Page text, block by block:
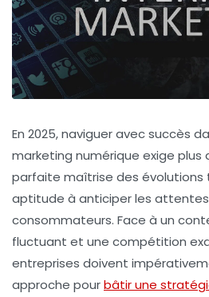
En 2025, naviguer avec succès
marketing numérique exige plus
parfaite maîtrise des évolutions
aptitude à anticiper les
consommateurs. Face à un
fluctuant et une compétition
entreprises doivent
approche pourbâtir une